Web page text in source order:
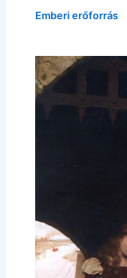
Emberi erőforrás